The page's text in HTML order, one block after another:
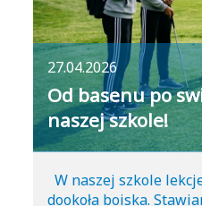
27.04.2026
Od basenu po
naszej szkole!
W naszej szkole
dookoła boiska.